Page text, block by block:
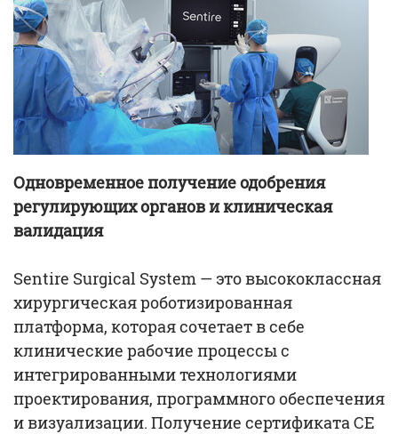
Одновременное получение одобрения
регулирующих органов и клиническая
валидация
Sentire Surgical System — это высококлассная
хирургическая роботизированная
платформа, которая сочетает в себе
клинические рабочие процессы с
интегрированными технологиями
проектирования, программного обеспечения
и визуализации. Получение сертификата CE